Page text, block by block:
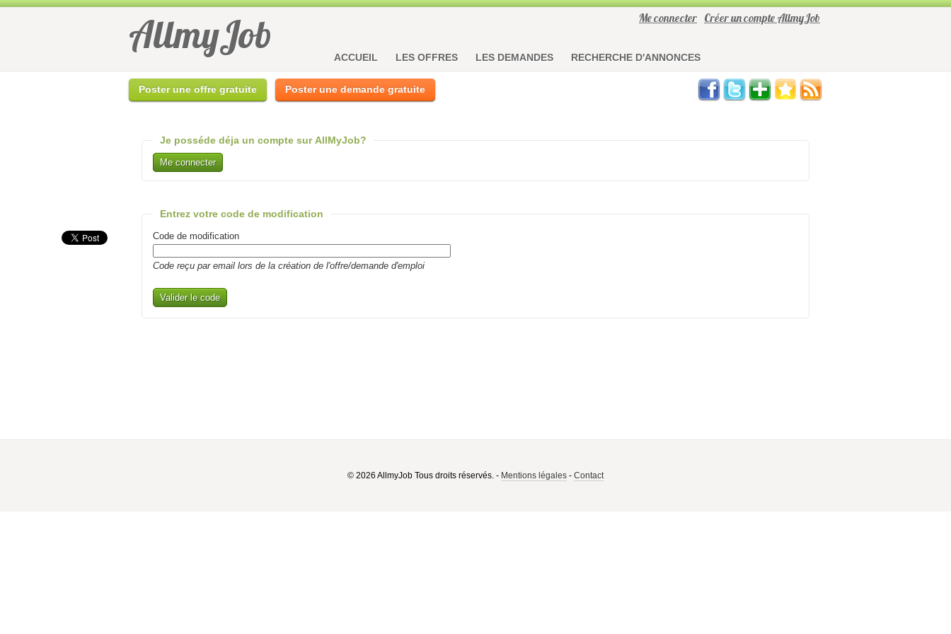
AllmyJob Me connecter Créer un compte AllmyJob
ACCUEIL LES OFFRES LES DEMANDES RECHERCHE D'ANNONCES
Poster une offre gratuite Poster une demande gratuite
Je posséde déja un compte sur AllMyJob?
Me connecter
Entrez votre code de modification
Code de modification
Code reçu par email lors de la création de l'offre/demande d'emploi
© 2026 AllmyJob Tous droits réservés. - Mentions légales - Contact